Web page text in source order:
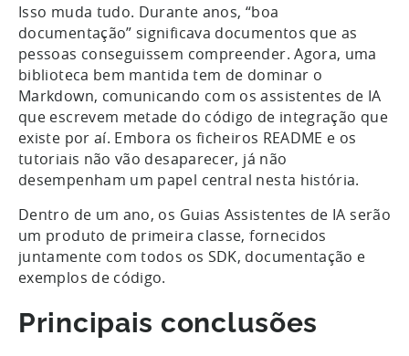
Isso muda tudo. Durante anos, “boa
documentação” significava documentos que as
pessoas conseguissem compreender. Agora, uma
biblioteca bem mantida tem de dominar o
Markdown, comunicando com os assistentes de IA
que escrevem metade do código de integração que
existe por aí. Embora os ficheiros README e os
tutoriais não vão desaparecer, já não
desempenham um papel central nesta história.
Dentro de um ano, os Guias Assistentes de IA serão
um produto de primeira classe, fornecidos
juntamente com todos os SDK, documentação e
exemplos de código.
Principais conclusões